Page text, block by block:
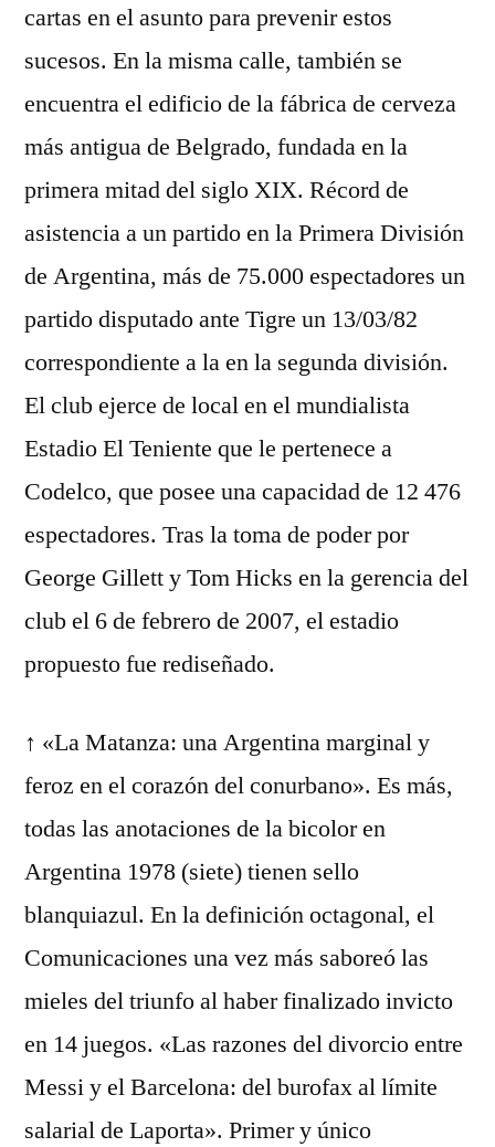
cartas en el asunto para prevenir estos
sucesos. En la misma calle, también se
encuentra el edificio de la fábrica de cerveza
más antigua de Belgrado, fundada en la
primera mitad del siglo XIX. Récord de
asistencia a un partido en la Primera División
de Argentina, más de 75.000 espectadores un
partido disputado ante Tigre un 13/03/82
correspondiente a la en la segunda división.
El club ejerce de local en el mundialista
Estadio El Teniente que le pertenece a
Codelco, que posee una capacidad de 12 476
espectadores. Tras la toma de poder por
George Gillett y Tom Hicks en la gerencia del
club el 6 de febrero de 2007, el estadio
propuesto fue rediseñado.
↑ «La Matanza: una Argentina marginal y
feroz en el corazón del conurbano». Es más,
todas las anotaciones de la bicolor en
Argentina 1978 (siete) tienen sello
blanquiazul. En la definición octagonal, el
Comunicaciones una vez más saboreó las
mieles del triunfo al haber finalizado invicto
en 14 juegos. «Las razones del divorcio entre
Messi y el Barcelona: del burofax al límite
salarial de Laporta». Primer y único